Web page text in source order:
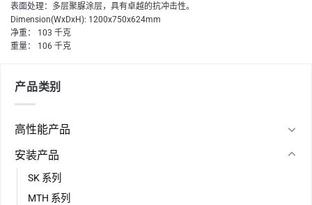
表面处理：多层聚脲涂层，具有卓越的抗冲击性。
Dimension(WxDxH): 1200x750x624mm
净重： 103 千克
重量： 106 千克
产品类别
高性能产品
安装产品
SK 系列
MTH 系列